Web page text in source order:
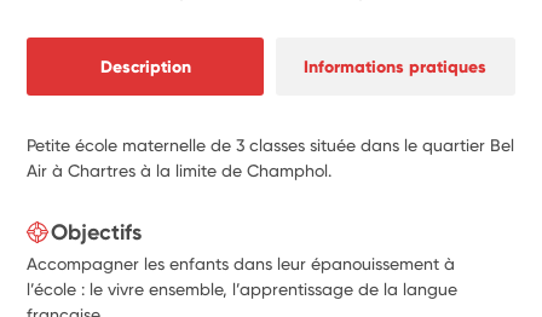
Description Informations pratiques
Petite école maternelle de 3 classes située dans le quartier Bel
Air à Chartres à la limite de Champhol.
Objectifs
Accompagner les enfants dans leur épanouissement à
l’école : le vivre ensemble, l’apprentissage de la langue